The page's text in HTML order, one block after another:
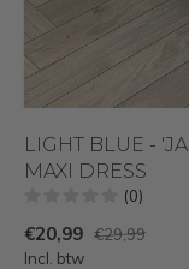
LIGHT BLUE -
MAXI DRESS
(0)
€20,99 €29,99
Incl. btw